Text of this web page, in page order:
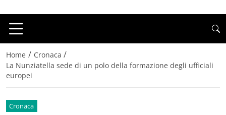
Home / Cronaca /
La Nunziatella sede di un polo della formazione degli ufficiali
europei
Cronaca